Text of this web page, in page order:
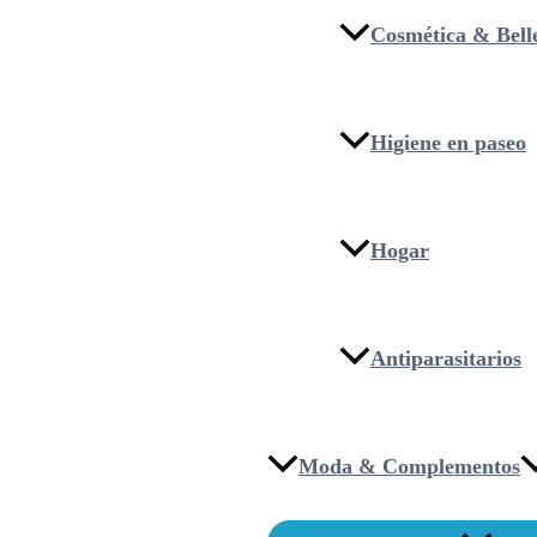
Cosmética &
Higiene en paseo
Hogar
Antiparasitarios
Moda & Complementos